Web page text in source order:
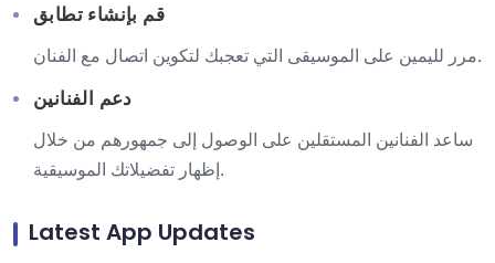
قم بإنشاء تطابق
مرر لليمين على الموسيقى التي تعجبك لتكوين اتصال مع الفنان.
دعم الفنانين
ساعد الفنانين المستقلين على الوصول إلى جمهورهم من خلال
إظهار تفضيلاتك الموسيقية.
Latest App Updates